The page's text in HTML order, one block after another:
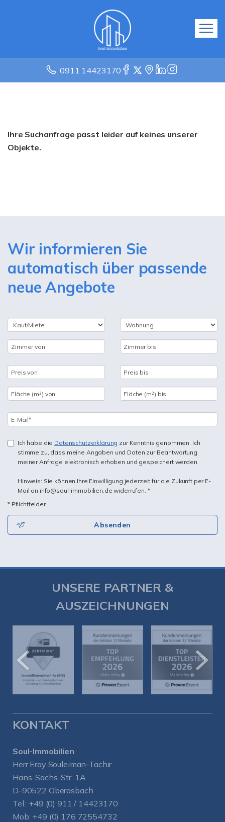
0911 14423170
Ihre Suchanfrage passt leider auf keines unserer
Objekte.
Wir informieren Sie
automatisch über passende
neue Angebote
Ich habe die Datenschutzerklärung zur Kenntnis genommen. Ich
stimme zu, dass meine Angaben und Daten zur Beantwortung
meiner Anfrage elektronisch erhoben und gespeichert werden.
Hinweis: Sie können Ihre Einwilligung jederzeit für die Zukunft per E-
Mail an info@soul-immobilien.de widerrufen. *
* Pflichtfelder
Absenden
UNSERE PARTNER &
AUSZEICHNUNGEN
KONTAKT
Soul-Immobilien
Herr Eray Souleiman-Tachir
Hans-Sachs-Str. 1A
D-90522 Oberasbach
Tel.: +49 (0) 911 / 14423170
Mob: +49 (0) 176 72554732